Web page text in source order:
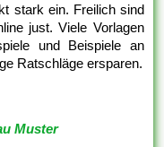
stark ein. Freilich sind
just. Viele Vorlagen
und Beispiele an
Ratschläge ersparen.
Muster